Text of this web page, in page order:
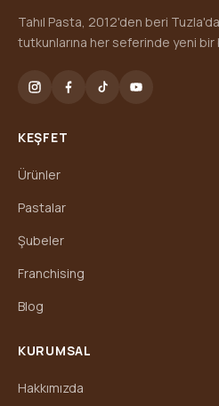
Tahıl Pasta, 2012'den beri
tutkunlarına her seferinde yeni bir
KEŞFET
Ürünler
Pastalar
Şubeler
Franchising
Blog
KURUMSAL
Hakkımızda